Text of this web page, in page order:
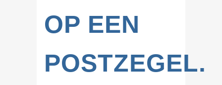
OP EEN
POSTZEGEL.